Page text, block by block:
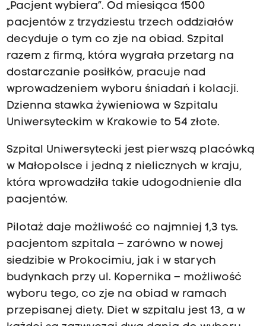
„Pacjent wybiera”. Od miesiąca 1500
pacjentów z trzydziestu trzech oddziałów
decyduje o tym co zje na obiad. Szpital
razem z firmą, która wygrała przetarg na
dostarczanie posiłków, pracuje nad
wprowadzeniem wyboru śniadań i kolacji.
Dzienna stawka żywieniowa w Szpitalu
Uniwersyteckim w Krakowie to 54 złote.
Szpital Uniwersytecki jest pierwszą placówką
w Małopolsce i jedną z nielicznych w kraju,
która wprowadziła takie udogodnienie dla
pacjentów.
Pilotaż daje możliwość co najmniej 1,3 tys.
pacjentom szpitala – zarówno w nowej
siedzibie w Prokocimiu, jak i w starych
budynkach przy ul. Kopernika – możliwość
wyboru tego, co zje na obiad w ramach
przepisanej diety. Diet w szpitalu jest 13, a w